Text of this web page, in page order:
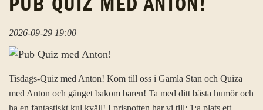
PUB QUIZ MED ANTON!
2026-09-29 19:00
Tisdags-Quiz med Anton! Kom till oss i Gamla Stan och Quiza
med Anton och gänget bakom baren! Ta med ditt bästa humör och